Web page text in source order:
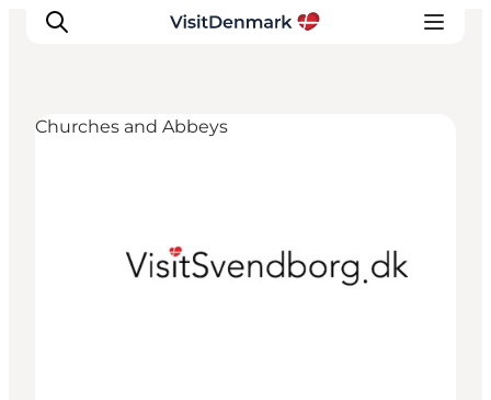
Wat te doen
Accommodaties
Churches and Abbeys